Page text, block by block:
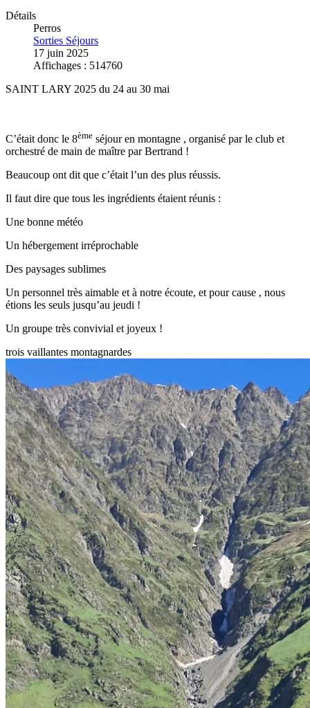
Détails
Perros
Sorties Séjours
17 juin 2025
Affichages : 514760
SAINT LARY 2025 du 24 au 30 mai
C’était donc le 8ème séjour en montagne , organisé par le club et
orchestré de main de maître par Bertrand !
Beaucoup ont dit que c’était l’un des plus réussis.
Il faut dire que tous les ingrédients étaient réunis :
Une bonne météo
Un hébergement irréprochable
Des paysages sublimes
Un personnel très aimable et à notre écoute, et pour cause , nous
étions les seuls jusqu’au jeudi !
Un groupe très convivial et joyeux !
trois vaillantes montagnardes